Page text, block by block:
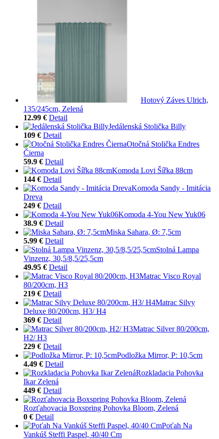
Hotový Záves Ulrich,
135/245cm, Zelená
12.99 € Detail
Jedálenská Stolička Billy
109 € Detail
Otočná Stolička Endres
Čierna
59.9 € Detail
Komoda Lovi Šířka 88cm
144 € Detail
Komoda Sandy - Imitácia
Dreva
249 € Detail
Komoda 4-You New Yuk06
38.9 € Detail
Miska Sahara, Ø: 7,5cm
5.99 € Detail
Stolná Lampa
Vinzenz, 30,5/8,5/25,5cm
49.95 € Detail
Matrac Visco Royal
80/200cm, H3
219 € Detail
Matrac Silvy
Deluxe 80/200cm, H3/ H4
369 € Detail
Matrac Silver 80/200cm,
H2/ H3
229 € Detail
Podložka Mirror, P: 10,5cm
4.49 € Detail
Rozkladacia Pohovka
Ikar Zelená
449 € Detail
Rozťahovacia Boxspring Pohovka Bloom, Zelená
0 € Detail
Poťah Na
Vankúš Steffi Paspel, 40/40 Cm